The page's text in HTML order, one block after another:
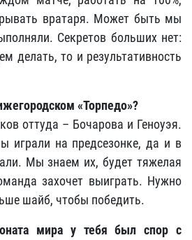
вратаря. Может быть мы
Секретов больших нет:
делать, то и результативность
«Торпедо»?
оттуда – Бочарова и Геноуэя.
играли на предсезонке, да и в
Мы знаем их, будет тяжелая
захочет выиграть. Нужно
шайб, чтобы победить.
мира у тебя был спор с